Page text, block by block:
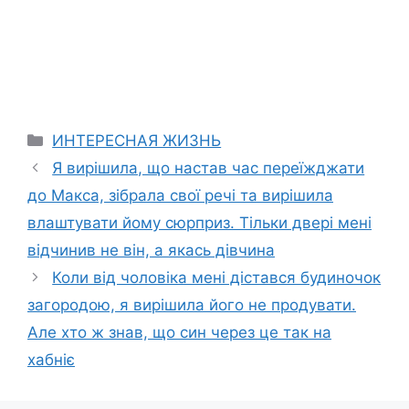
Categories
ИНТЕРЕСНАЯ ЖИЗНЬ
Я вирішила, що настав час переїжджати
до Макса, зібрала свої речі та вирішила
влаштувати йому сюрприз. Тільки двері мені
відчинив не він, а якась дівчина
Коли від чоловіка мені дістався будиночок
загородою, я вирішила його не продувати.
Але хто ж знав, що син через це так на
хабніє